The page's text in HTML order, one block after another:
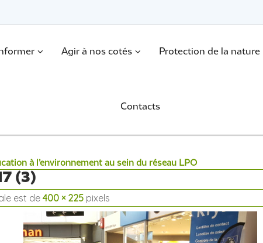
Agir à nos cotés Protection de la nature
Contacts
à l’environnement au sein du réseau LPO
(3)
est de 400 × 225pixels